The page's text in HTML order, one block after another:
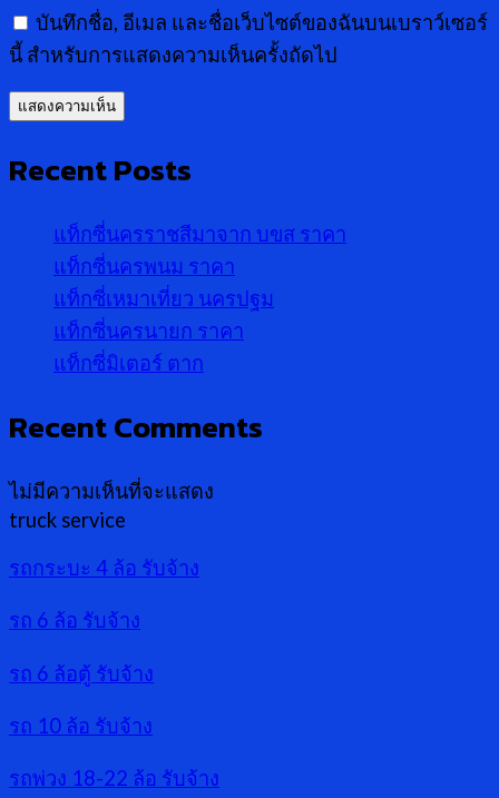
บันทึกชื่อ, อีเมล และชื่อเว็บไซต์ของฉันบนเบราว์เซอร์
นี้ สำหรับการแสดงความเห็นครั้งถัดไป
Recent Posts
แท็กซี่นครราชสีมาจาก บขส ราคา
แท็กซี่นครพนม ราคา
แท็กซี่เหมาเที่ยว นครปฐม
แท็กซี่นครนายก ราคา
แท็กซี่มิเตอร์ ตาก
Recent Comments
ไม่มีความเห็นที่จะแสดง
truck service
รถกระบะ 4 ล้อ รับจ้าง
รถ 6 ล้อ รับจ้าง
รถ 6 ล้อตู้ รับจ้าง
รถ 10 ล้อ รับจ้าง
รถพ่วง 18-22 ล้อ รับจ้าง